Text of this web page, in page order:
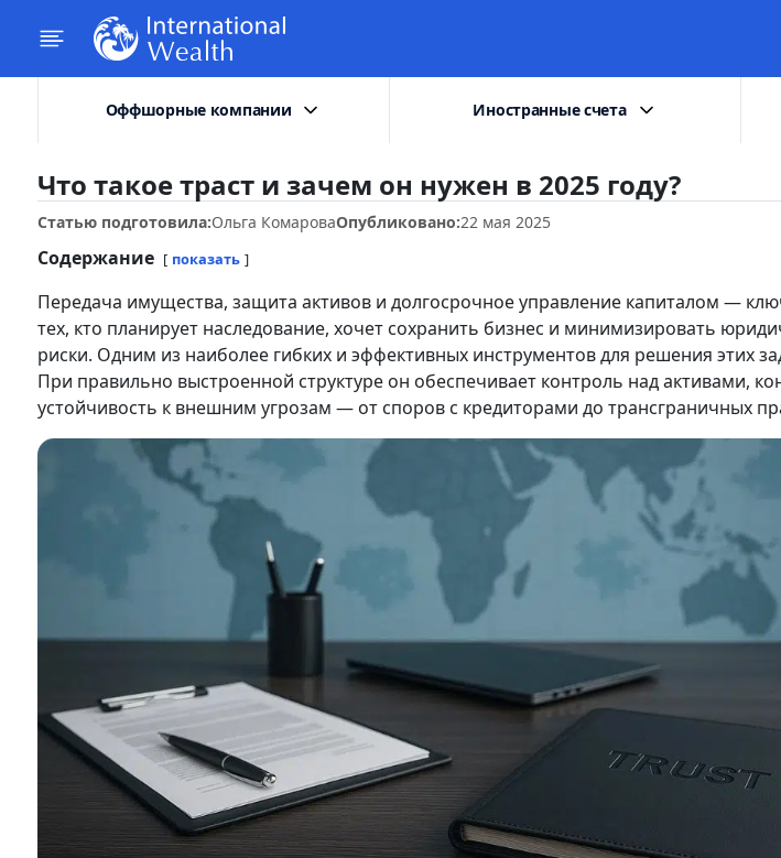
Оффшорные компании Иностранные счета
Что такое траст и зачем он нужен в 2025 году?
Статью подготовила:Ольга КомароваОпубликовано:22 мая 2025
Содержание показать
Передача имущества, защита активов и долгосрочное управление капиталом —
тех, кто планирует наследование, хочет сохранить бизнес и минимизировать
риски. Одним из наиболее гибких и эффективных инструментов для решения этих
При правильно выстроенной структуре он обеспечивает контроль над активами,
устойчивость к внешним угрозам — от споров с кредиторами до трансграничных